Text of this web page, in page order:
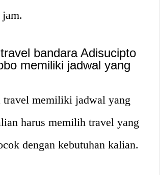
bandara Adisucipto
memiliki jadwal yang
travel memiliki jadwal yang
harus memilih travel yang
dengan kebutuhan kalian.